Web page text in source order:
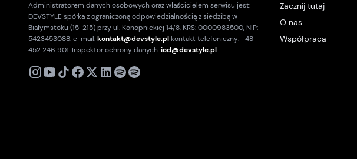
Administratorem danych osobowych oraz właścicielem serwisu jest:
DEVSTYLE spółka z ograniczoną odpowiedzialnością z siedzibą w
Białymstoku (15-215) przy ul. Konopnickiej 14/8, KRS: 0000983500, NIP:
5423453088. e-mail:kontakt@devstyle.plkontakt telefoniczny: +48
452 246 901. Inspektor ochrony danych:iod@devstyle.pl
X
Zacznij tutaj
O nas
Współpraca